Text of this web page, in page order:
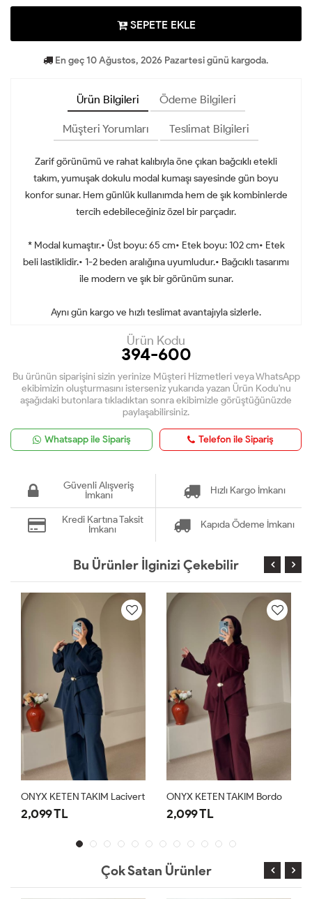
SEPETE EKLE
En geç 10 Ağustos, 2026 Pazartesi günü kargoda.
Ürün Bilgileri Ödeme Bilgileri
Müşteri Yorumları Teslimat Bilgileri
Zarif görünümü ve rahat kalıbıyla öne çıkan bağcıklı etekli
takım, yumuşak dokulu modal kumaşı sayesinde gün boyu
konfor sunar. Hem günlük kullanımda hem de şık kombinlerde
tercih edebileceğiniz özel bir parçadır.
* Modal kumaştır.• Üst boyu: 65 cm• Etek boyu: 102 cm• Etek
beli lastiklidir.• 1-2 beden aralığına uyumludur.• Bağcıklı tasarımı
ile modern ve şık bir görünüm sunar.
Aynı gün kargo ve hızlı teslimat avantajıyla sizlerle.
Ürün Kodu
394-600
Bu ürünün siparişini sizin yerinize Müşteri Hizmetleri veya WhatsApp
ekibimizin oluşturmasını isterseniz yukarıda yazan Ürün Kodu'nu
aşağıdaki butonlara tıkladıktan sonra ekibimizle görüştüğünüzde
paylaşabilirsiniz.
Whatsapp ile Sipariş Telefon ile Sipariş
Güvenli Alışveriş
İmkanı
Hızlı Kargo İmkanı
Kredi Kartına Taksit
İmkanı
Kapıda Ödeme İmkanı
Bu Ürünler İlginizi Çekebilir
ONYX KETEN TAKIM Bordo
2,099 TL
ONYX KETEN TAKIM Siyah
2,099 TL
Çok Satan Ürünler